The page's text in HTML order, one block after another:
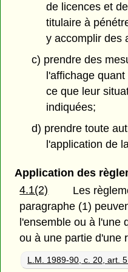
de licences et
titulaire à
y accomplir des
c) prendre des
l'affichage
ce que leur
indiquées;
d) prendre toute
l'application de
Application des
4.1(2)
Les
paragraphe (1)
l'ensemble ou à l'une
ou à une partie d'une
L.M. 1989-90, c. 20, art. 5.